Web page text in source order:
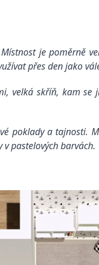
je poměrně
přes den jako
velká skříň, kam
poklady a tajnosti.
pastelových barvách.